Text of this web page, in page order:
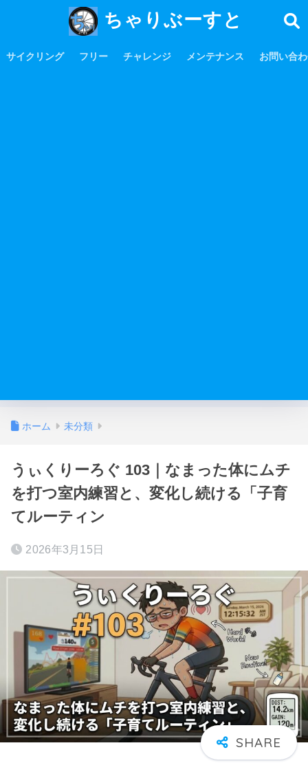
ちゃりぶーすと
サイクリング フリー チャレンジ メンテナンス お問い合
ホーム 未分類
うぃくりーろぐ 103｜なまった体にムチ
を打つ室内練習と、変化し続ける「子育
てルーティン
2026年3月15日